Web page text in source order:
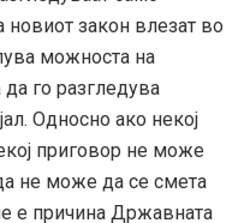
закон влезат во
можноста на
го разгледува
Односно ако некој
приговор не може
не може да се смета
е причина Државната